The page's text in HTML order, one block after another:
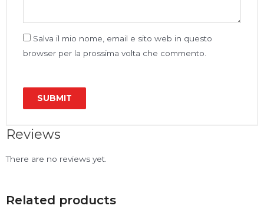
Reviews
There are no reviews yet.
Salva il mio nome, email e sito web in questo
browser per la prossima volta che commento.
Related products